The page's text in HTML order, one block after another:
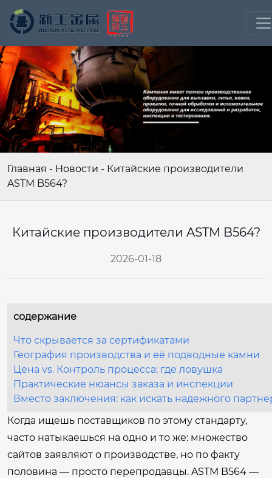
Главная - Новости - Китайские производители
ASTM B564?
Китайские производители ASTM B564?
2026-01-18
содержание
Что скрывается за сертификатами
География производства и её подводные камни
Цена vs. Контроль процесса: где ловушка
Практические нюансы заказа и инспекции
Вместо заключения: как искать надежного
Когда ищешь поставщиков по этому стандарту,
часто натыкаешься на одно и то же: множество
сайтов заявляют о производстве, но по факту
половина — просто перепродавцы. ASTM B564 —